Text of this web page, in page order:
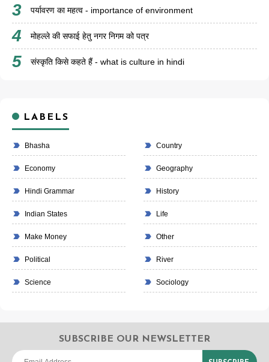
पर्यावरण का महत्व - importance of environment
मोहल्ले की सफाई हेतु नगर निगम को पत्र
संस्कृति किसे कहते हैं - what is culture in hindi
LABELS
Bhasha Country
Economy Geography
Hindi Grammar History
Indian States Life
Make Money Other
Political River
Science Sociology
SUBSCRIBE OUR NEWSLETTER